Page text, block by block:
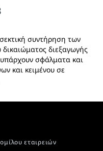
συντήρηση των
διεξαγωγής
σφάλματα και
και κειμένου σε